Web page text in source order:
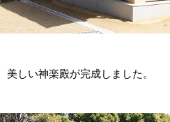
美しい神楽殿が完成しました。